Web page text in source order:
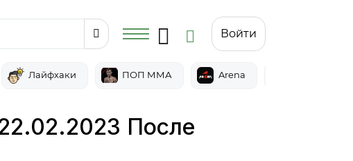
Войти
Лайфхаки ПОП ММА Arena
После